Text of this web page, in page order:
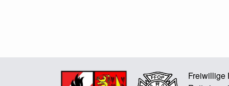
Freiwillige